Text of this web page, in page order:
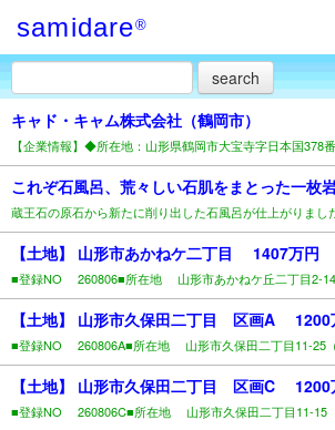
samidare®
キャド・キャム株式会社（鶴岡市）
これぞ石風呂、荒々しい石肌をまとった一枚